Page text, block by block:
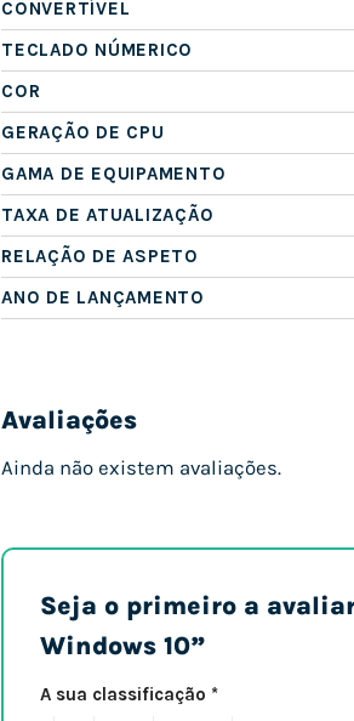
CONVERTÍVEL
TECLADO NÚMERICO
COR
GERAÇÃO DE CPU
GAMA DE EQUIPAMENTO
TAXA DE ATUALIZAÇÃO
RELAÇÃO DE ASPETO
ANO DE LANÇAMENTO
Avaliações
Ainda não existem avaliações.
Seja o primeiro a avaliar
Windows 10”
A sua classificação *